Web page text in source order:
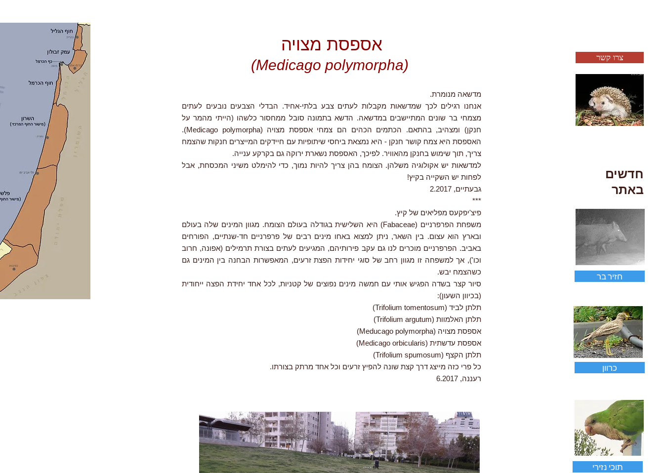
אספסת מצויה
(Medicago polymorpha)
מדשאה מנומרת.
אנחנו רגילים לכך שמדשאות מקבלות לעתים צבע בלתי-אחיד. הבדלי הצבעים נובעים לעתים
מצמחי בר שונים המתיישבים במדשאה. הדשא בתמונה סובל ממחסור כלשהו (הייתי מהמר על
חנקן) ומצהיב, בהתאם. הכתמים הכהים הם צמחי אספסת מצויה (Medicago polymorpha).
האספסת היא צמח קושר חנקן - היא נמצאת ביחסי שיתופיות עם חיידקים המייצרים חנקות שהצמח
צריך, תוך שימוש בחנקן מהאוויר. לפיכך, האספסת נשארת ירוקה גם בקרקע ענייה.
למדשאות יש אקולוגיה משלהן. הצומח בהן צריך להיות נמוך, כדי להימלט משיני המכסחת, אבל
לפחות יש השקייה בקיץ!
גבעתיים, 2.2017
***
פיצ'יפקעס מפליאים של קיץ.
משפחת הפרפרניים (Fabaceae) היא השלישית בגודלה בעולם הצומח. מגוון המינים שלה בעולם
ובארץ הוא עצום. בין השאר, ניתן למצוא באחו מינים רבים של פרפרניים חד-שנתיים, הפורחים
באביב. הפרפרניים מוכרים לנו גם עקב פירותיהם, המגיעים לעתים בצורת תרמילים (אפונה, חרוב
וכו'), אך למשפחה זו מגוון רחב של סוגי יחידות הפצת זרעים, המאפשרות הבחנה בין המינים גם
כשהצמח יבש.
סיור קצר בשדה הפגיש אותי עם חמשה מינים נפוצים של קטניות, לכל אחד יחידת הפצה ייחודית
(בכיוון השעון):
תלתן לביד (Trifolium tomentosum)
תלתן האלמוות (Trifolium argutum)
אספסת מצויה (Meducago polymorpha)
אספסת עדשתית (Medicago orbicularis)
תלתן הקצף (Trifolium spumosum)
כל פרי כזה מייצג דרך קצת שונה להפיץ זרעים וכל אחד מרתק בצורתו.
רעננה, 6.2017
צרו קשר
כרוון
חזיר בר
חדשים
באתר
תוכי נזירי